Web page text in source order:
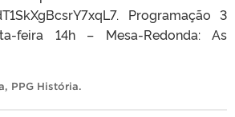
Programação 3
feira 14h – Mesa-Redonda: As
, PPG História.